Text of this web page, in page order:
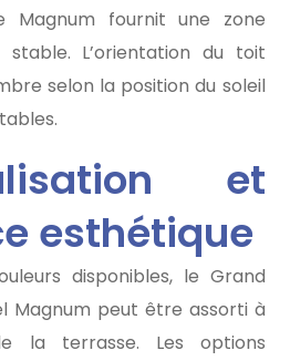
Magnum fournit une zone
L’orientation du toit
selon la position du soleil
et
esthétique
disponibles, le Grand
Magnum peut être assorti à
la terrasse. Les options